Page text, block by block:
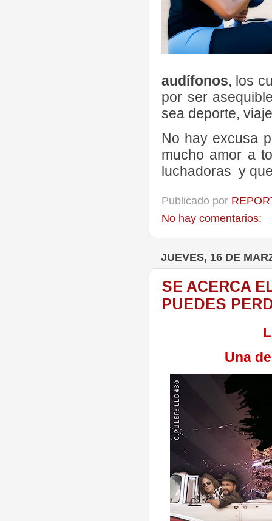
audífonos, los
por ser
sea deporte,
No hay excusa
mucho amor a
luchadoras y
Publicado por
No hay comentarios:
JUEVES, 16 DE
SE ACERCA
PUEDES
Una